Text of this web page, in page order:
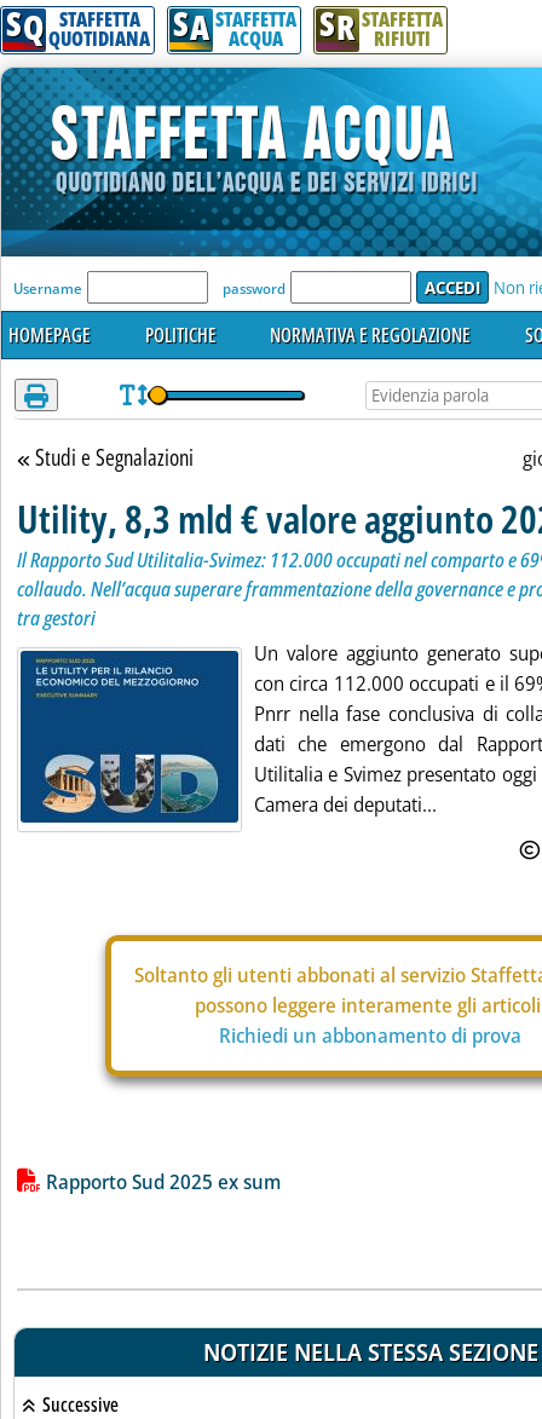
Attenzione! Esegui l'accesso per lèggere interamente la notizia.
SQ STAFFETTA
QUOTIDIANA SA STAFFETTA
ACQUA SR STAFFETTA
RIFIUTI
'Modulo Login per accedere'
Username password Non
HOMEPAGE POLITICHE NORMATIVA E REGOLAZIONE
Torna alla sezione
Studi e Segnalazioni
Utility, 8,3 mld € valore aggiunto
Il Rapporto Sud Utilitalia-Svimez: 112.000 occupati nel comparto e
collaudo. Nell’acqua superare frammentazione della governance e
tra gestori
Un valore aggiunto generato
con circa 112.000 occupati e il
Pnrr nella fase conclusiva di
dati che emergono dal
Utilitalia e Svimez presentato
Camera dei deputati...
Soltanto gli utenti abbonati al servizio
possono leggere interamente gli
Richiedi un abbonamento di prova
Lista allegati PDF alla notizia
Rapporto Sud 2025 ex sum
NOTIZIE NELLA STESSA SEZIONE
Successive